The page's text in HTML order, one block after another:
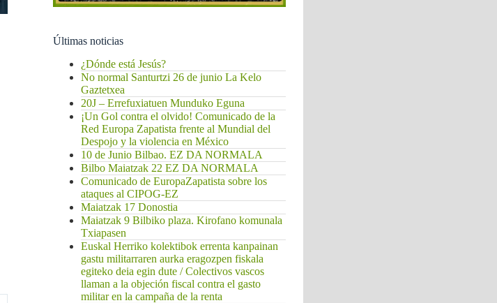
Últimas noticias
¿Dónde está Jesús?
No normal Santurtzi 26 de junio La Kelo
Gaztetxea
20J – Errefuxiatuen Munduko Eguna
¡Un Gol contra el olvido! Comunicado de la
Red Europa Zapatista frente al Mundial del
Despojo y la violencia en México
10 de Junio Bilbao. EZ DA NORMALA
Bilbo Maiatzak 22 EZ DA NORMALA
Comunicado de EuropaZapatista sobre los
ataques al CIPOG-EZ
Maiatzak 17 Donostia
Maiatzak 9 Bilbiko plaza. Kirofano komunala
Txiapasen
Euskal Herriko kolektibok errenta kanpainan
gastu militarraren aurka eragozpen fiskala
egiteko deia egin dute / Colectivos vascos
llaman a la objeción fiscal contra el gasto
militar en la campaña de la renta